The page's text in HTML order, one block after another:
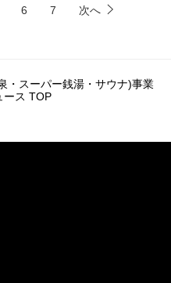
6 7 次へ
・スーパー銭湯・サウナ)事業
ース TOP